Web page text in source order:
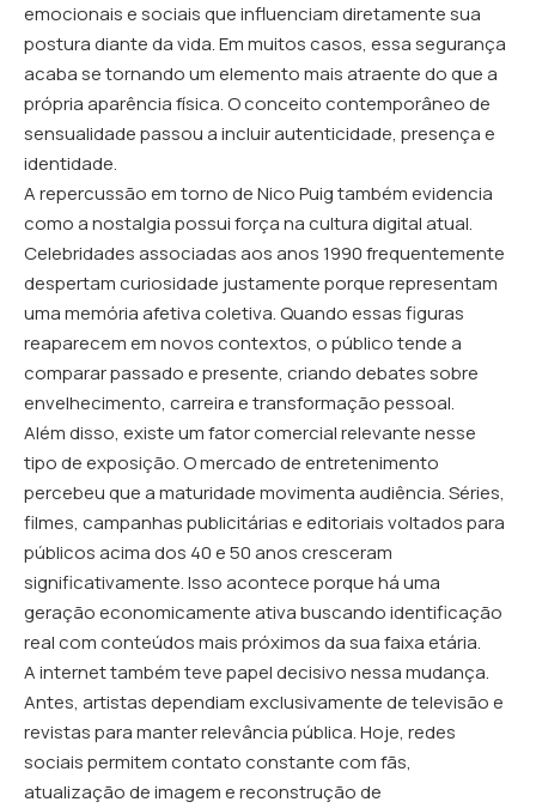
emocionais e sociais que influenciam diretamente sua
postura diante da vida. Em muitos casos, essa segurança
acaba se tornando um elemento mais atraente do que a
própria aparência física. O conceito contemporâneo de
sensualidade passou a incluir autenticidade, presença e
identidade.
A repercussão em torno de Nico Puig também evidencia
como a nostalgia possui força na cultura digital atual.
Celebridades associadas aos anos 1990 frequentemente
despertam curiosidade justamente porque representam
uma memória afetiva coletiva. Quando essas figuras
reaparecem em novos contextos, o público tende a
comparar passado e presente, criando debates sobre
envelhecimento, carreira e transformação pessoal.
Além disso, existe um fator comercial relevante nesse
tipo de exposição. O mercado de entretenimento
percebeu que a maturidade movimenta audiência. Séries,
filmes, campanhas publicitárias e editoriais voltados para
públicos acima dos 40 e 50 anos cresceram
significativamente. Isso acontece porque há uma
geração economicamente ativa buscando identificação
real com conteúdos mais próximos da sua faixa etária.
A internet também teve papel decisivo nessa mudança.
Antes, artistas dependiam exclusivamente de televisão e
revistas para manter relevância pública. Hoje, redes
sociais permitem contato constante com fãs,
atualização de imagem e reconstrução de